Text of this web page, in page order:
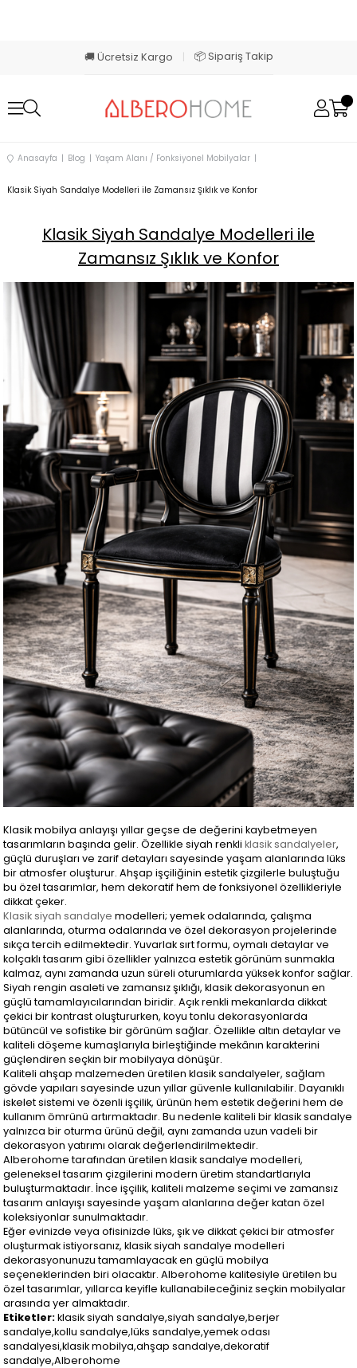
🚚 Ücretsiz Kargo 📦 Sipariş Takip
Anasayfa Blog Yaşam Alanı / Fonksiyonel Mobilyalar
Klasik Siyah Sandalye Modelleri ile Zamansız Şıklık ve Konfor
Klasik Siyah Sandalye Modelleri ile
Zamansız Şıklık ve Konfor
Klasik mobilya anlayışı yıllar geçse de değerini kaybetmeyen
tasarımların başında gelir. Özellikle siyah renkli klasik sandalyeler,
güçlü duruşları ve zarif detayları sayesinde yaşam alanlarında lüks
bir atmosfer oluşturur. Ahşap işçiliğinin estetik çizgilerle buluştuğu
bu özel tasarımlar, hem dekoratif hem de fonksiyonel özellikleriyle
dikkat çeker.
Klasik siyah sandalye modelleri; yemek odalarında, çalışma
alanlarında, oturma odalarında ve özel dekorasyon projelerinde
sıkça tercih edilmektedir. Yuvarlak sırt formu, oymalı detaylar ve
kolçaklı tasarım gibi özellikler yalnızca estetik görünüm sunmakla
kalmaz, aynı zamanda uzun süreli oturumlarda yüksek konfor sağlar.
Siyah rengin asaleti ve zamansız şıklığı, klasik dekorasyonun en
güçlü tamamlayıcılarından biridir. Açık renkli mekanlarda dikkat
çekici bir kontrast oluştururken, koyu tonlu dekorasyonlarda
bütüncül ve sofistike bir görünüm sağlar. Özellikle altın detaylar ve
kaliteli döşeme kumaşlarıyla birleştiğinde mekânın karakterini
güçlendiren seçkin bir mobilyaya dönüşür.
Kaliteli ahşap malzemeden üretilen klasik sandalyeler, sağlam
gövde yapıları sayesinde uzun yıllar güvenle kullanılabilir. Dayanıklı
iskelet sistemi ve özenli işçilik, ürünün hem estetik değerini hem de
kullanım ömrünü artırmaktadır. Bu nedenle kaliteli bir klasik sandalye
yalnızca bir oturma ürünü değil, aynı zamanda uzun vadeli bir
dekorasyon yatırımı olarak değerlendirilmektedir.
Alberohome tarafından üretilen klasik sandalye modelleri,
geleneksel tasarım çizgilerini modern üretim standartlarıyla
buluşturmaktadır. İnce işçilik, kaliteli malzeme seçimi ve zamansız
tasarım anlayışı sayesinde yaşam alanlarına değer katan özel
koleksiyonlar sunulmaktadır.
Eğer evinizde veya ofisinizde lüks, şık ve dikkat çekici bir atmosfer
oluşturmak istiyorsanız, klasik siyah sandalye modelleri
dekorasyonunuzu tamamlayacak en güçlü mobilya
seçeneklerinden biri olacaktır. Alberohome kalitesiyle üretilen bu
özel tasarımlar, yıllarca keyifle kullanabileceğiniz seçkin mobilyalar
arasında yer almaktadır.
Etiketler:klasik siyah sandalye,siyah sandalye,berjer
sandalye,kollu sandalye,lüks sandalye,yemek odası
sandalyesi,klasik mobilya,ahşap sandalye,dekoratif
sandalye,Alberohome